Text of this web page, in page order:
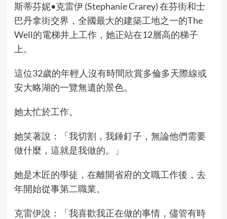
斯蒂芬妮•克雷伊 (Stephanie Crarey) 在芬街和士
巴丹拿街交界，全國最大的建築工地之一的The
Well的電梯井上工作，她正站在12層高的梯子
上。
這位32歲的年輕人沒有時間欣賞多倫多天際線或
安大略湖的一覽無遺的景色。
她太忙於工作。
她笑著說：「我切割，我錘釘子，無論他們需要
做什麼，這就是我做的。」
她是木匠的學徒，在離開省府的文職工作後，去
年開始從事第二職業。
克雷伊說：「我喜歡我正在做的事情，儘管有時